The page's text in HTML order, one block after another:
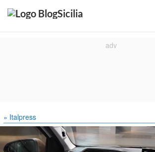
» Italpress